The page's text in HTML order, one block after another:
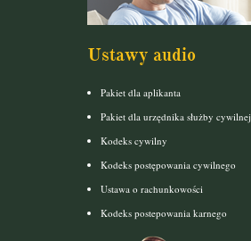
Ustawy audio
Pakiet dla aplikanta
Pakiet dla urzędnika służby cywilnej
Kodeks cywilny
Kodeks postępowania cywilnego
Ustawa o rachunkowości
Kodeks postepowania karnego